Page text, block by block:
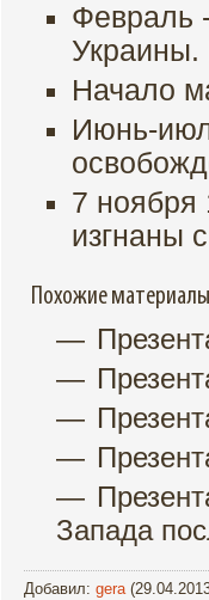
Февраль
Украины.
Начало
Июнь-
7 ноября
изгнаны
Похожие
Запада
Добавил: gera